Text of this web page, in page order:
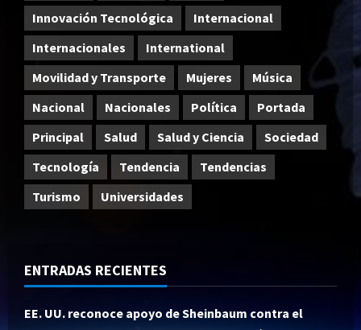
Innovación Tecnológica
Internacional
Internacionales
International
Movilidad y Transporte
Mujeres
Música
Nacional
Nacionales Política
Portada
Principal
Salud Salud y Ciencia
Sociedad
Tecnología
Tendencia
Tendencias
Turismo
Universidades
ENTRADAS RECIENTES
EE. UU. reconoce apoyo de Sheinbaum contra el